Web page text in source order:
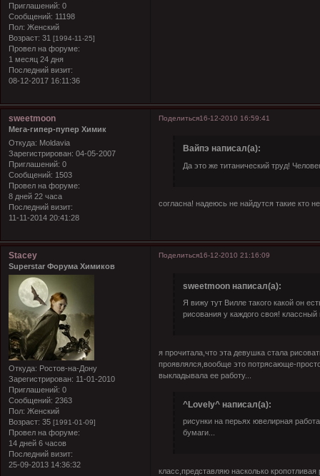
Приглашений: 0
Сообщений: 11198
Пол: Женский
Возраст: 31 [1994-11-25]
Провел на форуме:
1 месяц 24 дня
Последний визит:
08-12-2017 16:11:36
Поделиться16-12-2010 16:59:41
sweetmoon
Мега-гипер-пупер Химик
Откуда: Moldavia
Зарегистрирован: 04-05-2007
Приглашений: 0
Сообщений: 1503
Провел на форуме:
8 дней 22 часа
Последний визит:
11-11-2014 20:41:28
Вайпэ написал(а):
Да это же титанический труд!
согласна! надеюсь не найдутся такие кто
Поделиться16-12-2010 21:16:09
Stacey
Superstar Форума Химиков
Откуда: Ростов-на-Дону
Зарегистрирован: 11-01-2010
Приглашений: 0
Сообщений: 2363
Пол: Женский
Возраст: 35 [1991-01-09]
Провел на форуме:
14 дней 6 часов
Последний визит:
25-09-2013 14:36:32
sweetmoon написал(а):
Я вижу тут Вилле такого какой он
рисования у каждого своя!
я прочитала,что эта девушка стала
проявлялся,вообще это потрясающе-
выкладывала ее работу...
^Lovely^ написал(а):
рисунки на перьях ювелирная
бумаги...
класс,представляю насколько кропотливая